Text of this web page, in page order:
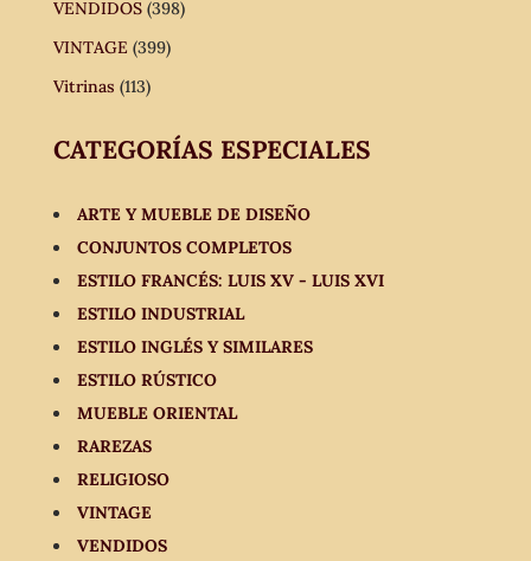
VENDIDOS (398)
VINTAGE (399)
Vitrinas (113)
CATEGORÍAS ESPECIALES
ARTE Y MUEBLE DE DISEÑO
CONJUNTOS COMPLETOS
ESTILO FRANCÉS: LUIS XV - LUIS XVI
ESTILO INDUSTRIAL
ESTILO INGLÉS Y SIMILARES
ESTILO RÚSTICO
MUEBLE ORIENTAL
RAREZAS
RELIGIOSO
VINTAGE
VENDIDOS